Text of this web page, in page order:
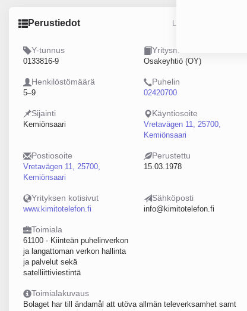
Perustiedot Lähde: YTJ, PRH,
Y-tunnus
0133816-9
Yritysmuoto
Osakeyhtiö (OY)
Henkilöstömäärä
5–9
Puhelin
02420700
Sijainti
Kemiönsaari
Käyntiosoite
Vretavägen 11, 25700,
Kemiönsaari
Postiosoite
Vretavägen 11, 25700,
Kemiönsaari
Perustettu
15.03.1978
Yrityksen kotisivut
www.kimitotelefon.fi
Sähköposti
info@kimitotelefon.fi
Toimiala
61100 - Kiinteän puhelinverkon
ja langattoman verkon hallinta
ja palvelut sekä
satelliittiviestintä
Toimialakuvaus
Bolaget har till ändamål att utöva allmän televerksamhet samt